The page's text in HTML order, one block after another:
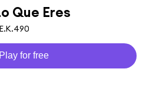
Que Eres
E.K.490
Play for free